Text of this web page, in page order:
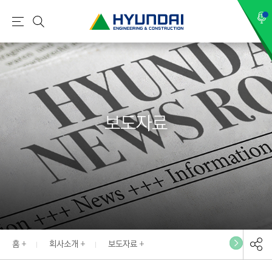
현
건
설
(
Y
U
N
D
A
I
:
E
N
메
뉴
검
색
보도자료
홈 회사소개 보도자료